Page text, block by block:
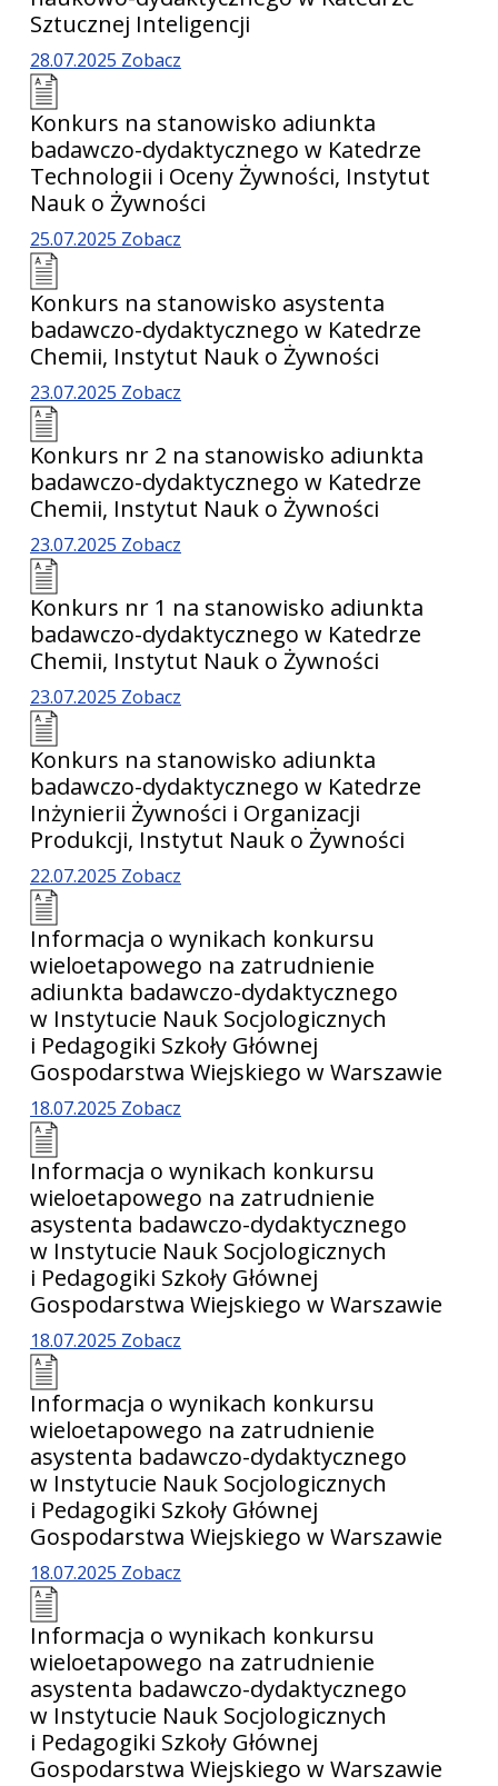
Sztucznej Inteligencji
28.07.2025 Zobacz
Konkurs na stanowisko adiunkta
badawczo-dydaktycznego w Katedrze
Technologii i Oceny Żywności, Instytut
Nauk o Żywności
25.07.2025 Zobacz
Konkurs na stanowisko asystenta
badawczo-dydaktycznego w Katedrze
Chemii, Instytut Nauk o Żywności
23.07.2025 Zobacz
Konkurs nr 2 na stanowisko adiunkta
badawczo-dydaktycznego w Katedrze
Chemii, Instytut Nauk o Żywności
23.07.2025 Zobacz
Konkurs nr 1 na stanowisko adiunkta
badawczo-dydaktycznego w Katedrze
Chemii, Instytut Nauk o Żywności
23.07.2025 Zobacz
Konkurs na stanowisko adiunkta
badawczo-dydaktycznego w Katedrze
Inżynierii Żywności i Organizacji
Produkcji, Instytut Nauk o Żywności
22.07.2025 Zobacz
Informacja o wynikach konkursu
wieloetapowego na zatrudnienie
adiunkta badawczo-dydaktycznego
w Instytucie Nauk Socjologicznych
i Pedagogiki Szkoły Głównej
Gospodarstwa Wiejskiego w Warszawie
18.07.2025 Zobacz
Informacja o wynikach konkursu
wieloetapowego na zatrudnienie
asystenta badawczo-dydaktycznego
w Instytucie Nauk Socjologicznych
i Pedagogiki Szkoły Głównej
Gospodarstwa Wiejskiego w Warszawie
18.07.2025 Zobacz
Informacja o wynikach konkursu
wieloetapowego na zatrudnienie
asystenta badawczo-dydaktycznego
w Instytucie Nauk Socjologicznych
i Pedagogiki Szkoły Głównej
Gospodarstwa Wiejskiego w Warszawie
18.07.2025 Zobacz
Informacja o wynikach konkursu
wieloetapowego na zatrudnienie
asystenta badawczo-dydaktycznego
w Instytucie Nauk Socjologicznych
i Pedagogiki Szkoły Głównej
Gospodarstwa Wiejskiego w Warszawie